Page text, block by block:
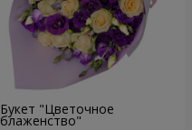
Букет "Цветочное
блаженство"